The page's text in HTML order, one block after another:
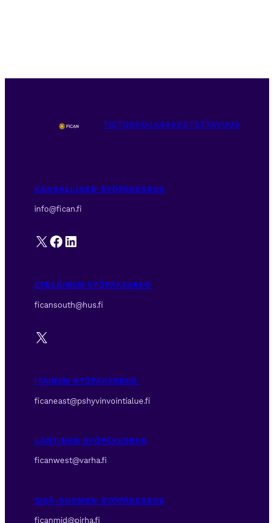
TIETOSUOJASAAVUTETTAVUUS
KANSALLINEN SYÖPÄKESKUS
info@fican.fi
X Facebook
LinkedIn
ETELÄINEN SYÖPÄKESKUS
ficansouth@hus.fi
X
ITÄINEN SYÖPÄKESKUS
ficaneast@pshyvinvointialue.fi
LÄNTINEN SYÖPÄKESKUS
ficanwest@varha.fi
SISÄ-SUOMEN SYÖPÄKESKUS
ficanmid@pirha.fi